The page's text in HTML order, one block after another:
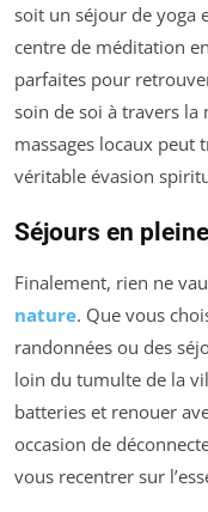
soit un séjour de yoga
centre de méditation
parfaites pour
soin de soi à travers
massages locaux peut
véritable évasion
Séjours en
Finalement, rien ne
nature. Que vous
randonnées ou des
loin du tumulte de la
batteries et renouer
occasion de
vous recentrer sur